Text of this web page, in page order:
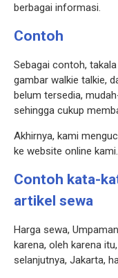
berbagai informasi.
Contoh
Sebagai contoh,
gambar walkie talkie,
belum tersedia,
sehingga cukup
Akhirnya, kami
ke website online kami.
Contoh kata-
artikel sewa
Harga sewa,
karena, oleh karena
selanjutnya, Jakarta,